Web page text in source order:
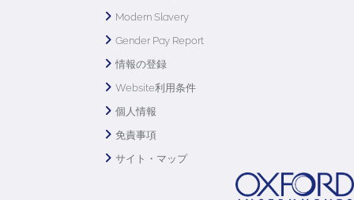
Modern Slavery
Gender Pay Report
情報の登録
Website利用条件
個人情報
免責事項
サイト・マップ